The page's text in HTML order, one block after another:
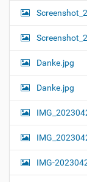
Danke.jpg
Danke.jpg
IMG-